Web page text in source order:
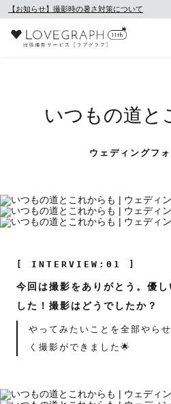
【お知らせ】撮影時の暑さ対策について
いつもの道と
ウェディングフ
[ INTERVIEW:01 ]
今回は撮影をありがとう。優
した！撮影はどうでしたか？
やってみたいことを全部やら
く撮影ができました🌟